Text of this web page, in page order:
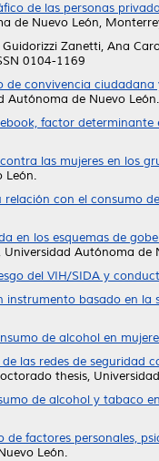
de las personas
de Nuevo León,
Guidorizzi Zanetti, Ana
0104-1169
de convivencia
Autónoma de Nuevo León.
factor
las mujeres en los
León.
relación con el consumo
en los esquemas de
Universidad Autónoma de
del VIH/SIDA y
instrumento basado en la
de alcohol en
las redes de seguridad
thesis,
de alcohol y tabaco
de factores personales,
León.